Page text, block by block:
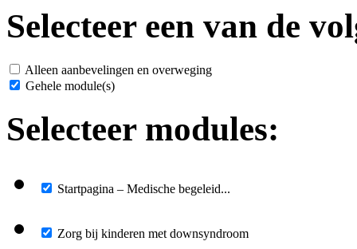
Selecteer een van de
Alleen aanbevelingen en overweging
Gehele module(s)
Selecteer modules:
Startpagina – Medische begeleid...
Zorg bij kinderen met downsyndroom